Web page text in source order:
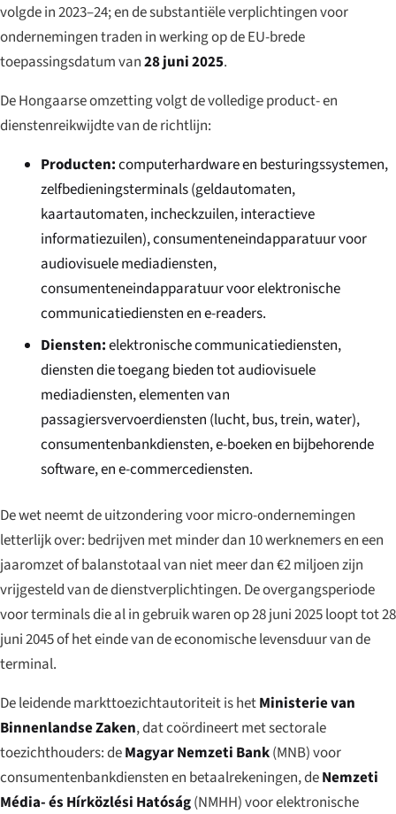
volgde in 2023–24; en de substantiële verplichtingen voor
ondernemingen traden in werking op de EU-brede
toepassingsdatum van28 juni 2025.
De Hongaarse omzetting volgt de volledige product- en
dienstenreikwijdte van de richtlijn:
Producten:computerhardware en besturingssystemen,
zelfbedieningsterminals (geldautomaten,
kaartautomaten, incheckzuilen, interactieve
informatiezuilen), consumenteneindapparatuur voor
audiovisuele mediadiensten,
consumenteneindapparatuur voor elektronische
communicatiediensten en e-readers.
Diensten:elektronische communicatiediensten,
diensten die toegang bieden tot audiovisuele
mediadiensten, elementen van
passagiersvervoerdiensten (lucht, bus, trein, water),
consumentenbankdiensten, e-boeken en bijbehorende
software, en e-commercediensten.
De wet neemt de uitzondering voor micro-ondernemingen
letterlijk over: bedrijven met minder dan 10 werknemers en een
jaaromzet of balanstotaal van niet meer dan €2 miljoen zijn
vrijgesteld van de dienstverplichtingen. De overgangsperiode
voor terminals die al in gebruik waren op 28 juni 2025 loopt tot 28
juni 2045 of het einde van de economische levensduur van de
terminal.
De leidende markttoezichtautoriteit is hetMinisterie van
Binnenlandse Zaken, dat coördineert met sectorale
toezichthouders: deMagyar Nemzeti Bank(MNB) voor
consumentenbankdiensten en betaalrekeningen, deNemzeti
Média- és Hírközlési Hatóság(NMHH) voor elektronische